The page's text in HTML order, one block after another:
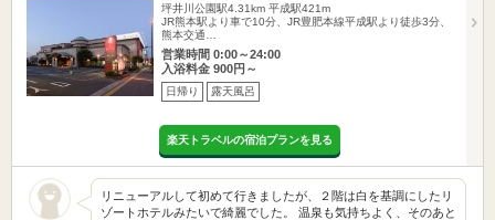
坪井川公園駅4.31km 平成駅421m
JR熊本駅より車で10分、JR豊肥本線平成駅より徒歩3分、
熊本交通…
営業時間 0:00～24:00
入浴料金 900円～
日帰り 露天風呂
楽天トラベルの宿泊プランを見る
リニューアルして初めて行きましたが、２階は白を基調にしたリ
ゾートホテルみたいで綺麗でした。 温泉も気持ちよく、そのあと